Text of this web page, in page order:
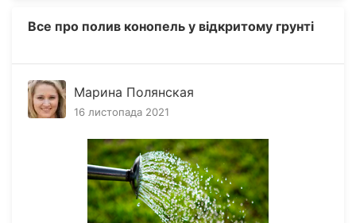
Все про полив конопель у відкритому грунті
Марина Полянская
16 листопада 2021